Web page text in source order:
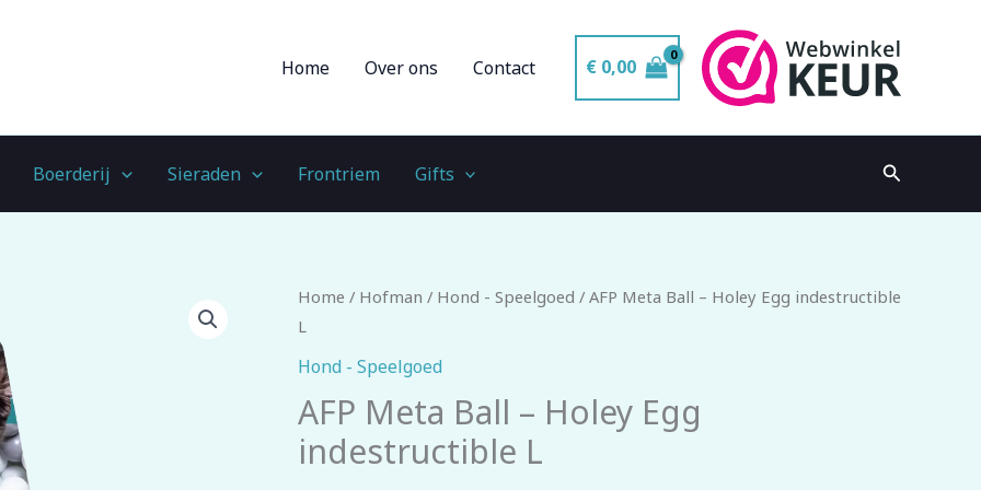
Home Over ons Contact € 0,00
Boerderij Sieraden Frontriem Gifts Zoeken
Home / Hofman / Hond - Speelgoed / AFP Meta Ball – Holey Egg indestructible
L
Hond - Speelgoed
AFP Meta Ball – Holey Egg
indestructible L
AFP
Meta
Ball
Holey
Egg